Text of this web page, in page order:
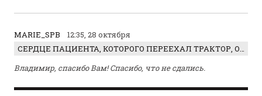
MARIE_SPB
12:35, 28 октября
СЕРДЦЕ ПАЦИЕНТА, КОТОРОГО ПЕРЕЕХАЛ ТРАКТОР, ОБНАРУЖИЛИ… В ЖИВОТЕ
Владимир, спасибо Вам! Спасибо, что не сдались.